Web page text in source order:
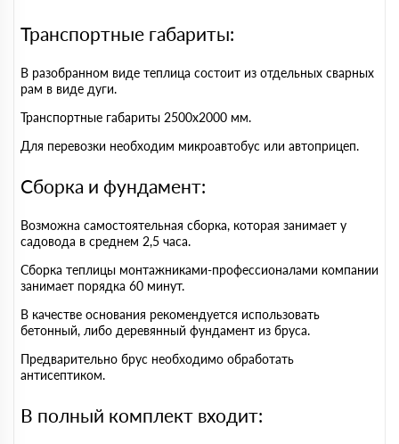
Транспортные габариты:
В разобранном виде теплица состоит из отдельных сварных
рам в виде дуги.
Транспортные габариты 2500х2000 мм.
Для перевозки необходим микроавтобус или автоприцеп.
Сборка и фундамент:
Возможна самостоятельная сборка, которая занимает у
садовода в среднем 2,5 часа.
Сборка теплицы монтажниками-профессионалами компании
занимает порядка 60 минут.
В качестве основания рекомендуется использовать
бетонный, либо деревянный фундамент из бруса.
Предварительно брус необходимо обработать
антисептиком.
В полный комплект входит: